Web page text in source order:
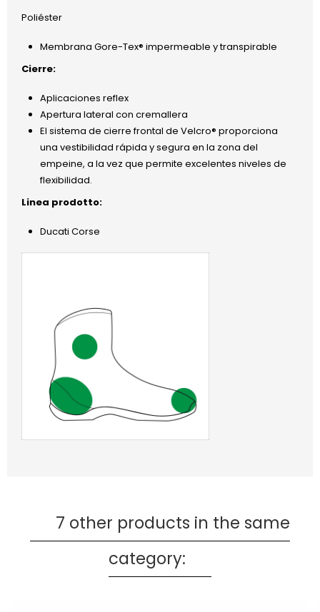
Poliéster
Membrana Gore-Tex® impermeable y transpirable
Cierre:
Aplicaciones reflex
Apertura lateral con cremallera
El sistema de cierre frontal de Velcro® proporciona
una vestibilidad rápida y segura en la zona del
empeine, a la vez que permite excelentes niveles de
flexibilidad.
Linea prodotto:
Ducati Corse
7 other products in the same
category: